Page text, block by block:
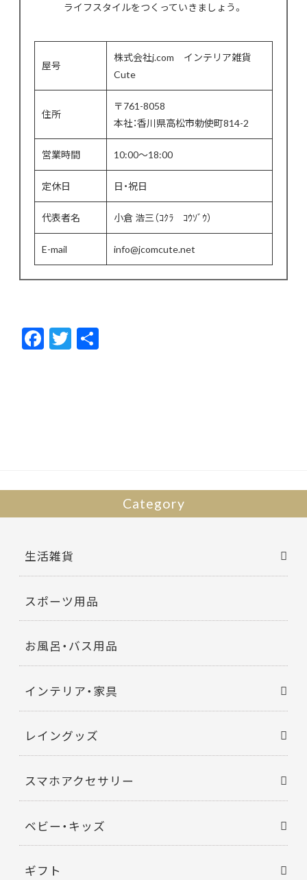
ライフスタイルをつくっていきましょう。
屋号
株式会社j.com インテリア雑貨
Cute
住所
〒761-8058
本社：香川県高松市勅使町814-2
営業時間 10:00〜18:00
定休日 日・祝日
代表者名 小倉 浩三（ｺｸﾗ ｺｳｿﾞｳ）
E-mail info@jcomcute.net
F
ac
T
w
Category
生活雑貨
スポーツ用品
お風呂・バス用品
インテリア・家具
レイングッズ
スマホアクセサリー
ベビー・キッズ
ギフト